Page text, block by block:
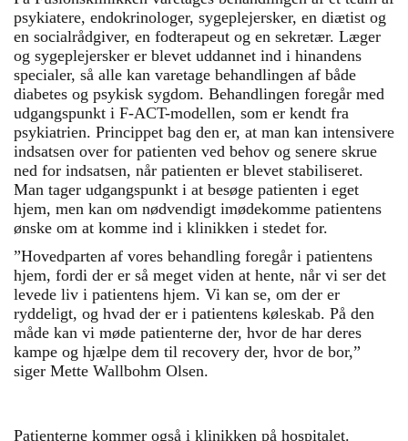
psykiatere, endokrinologer, sygeplejersker, en diætist og
en socialrådgiver, en fodterapeut og en sekretær. Læger
og sygeplejersker er blevet uddannet ind i hinandens
specialer, så alle kan varetage behandlingen af både
diabetes og psykisk sygdom. Behandlingen foregår med
udgangspunkt i F-ACT-modellen, som er kendt fra
psykiatrien. Princippet bag den er, at man kan intensivere
indsatsen over for patienten ved behov og senere skrue
ned for indsatsen, når patienten er blevet stabiliseret.
Man tager udgangspunkt i at besøge patienten i eget
hjem, men kan om nødvendigt imødekomme patientens
ønske om at komme ind i klinikken i stedet for.
”Hovedparten af vores behandling foregår i patientens
hjem, fordi der er så meget viden at hente, når vi ser det
levede liv i patientens hjem. Vi kan se, om der er
ryddeligt, og hvad der er i patientens køleskab. På den
måde kan vi møde patienterne der, hvor de har deres
kampe og hjælpe dem til recovery der, hvor de bor,”
siger Mette Wallbohm Olsen.
Patienterne kommer også i klinikken på hospitalet.